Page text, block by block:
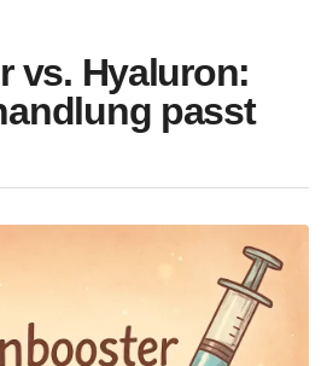
vs. Hyaluron:
passt